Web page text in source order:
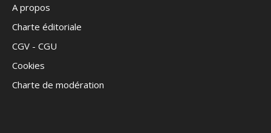
A propos
Charte éditoriale
CGV - CGU
Cookies
Charte de modération